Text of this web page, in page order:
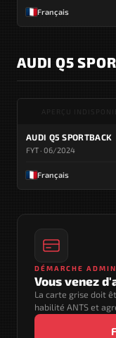
Français
AUDI Q5
APERÇU
AUDI Q5 SPORTBACK
FYT · 06/2024
Français
DÉMARCHE
Vous venez
La carte grise doit
habilité ANTS et